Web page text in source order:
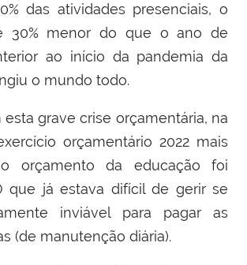
das atividades presenciais, o
30% menor do que o ano de
ao início da pandemia da
o mundo todo.
grave crise orçamentária, na
orçamentário 2022 mais
orçamento da educação foi
que já estava difícil de gerir se
inviável para pagar as
(de manutenção diária).